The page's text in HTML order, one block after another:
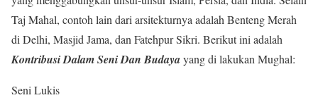
Taj Mahal, contoh lain dari arsitekturnya adalah Benteng Merah
di Delhi, Masjid Jama, dan Fatehpur Sikri. Berikut ini adalah
Kontribusi Dalam Seni Dan Budayayang di lakukan Mughal:
Seni Lukis